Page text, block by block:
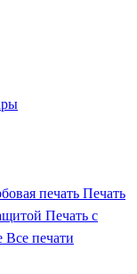
печать Печать
Печать с
Все печати